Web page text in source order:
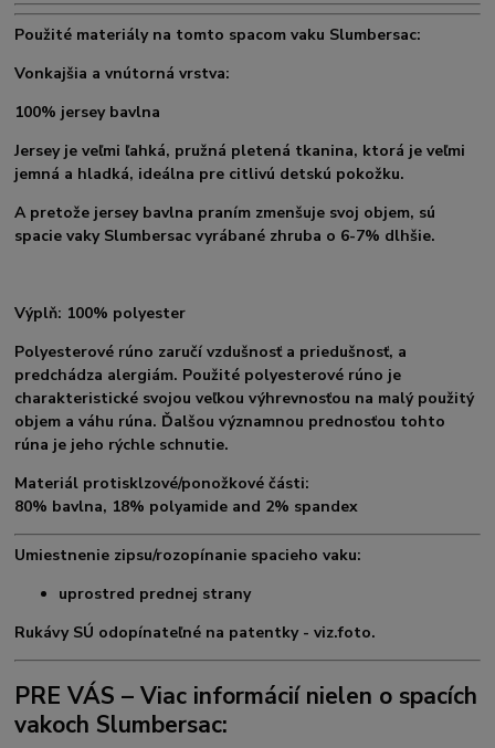
Použité materiály na tomto spacom vaku Slumbersac:
Vonkajšia a vnútorná vrstva:
100% jersey bavlna
Jersey je veľmi ľahká, pružná pletená tkanina, ktorá je veľmi
jemná a hladká, ideálna pre citlivú detskú pokožku.
A pretože jersey bavlna praním zmenšuje svoj objem, sú
spacie vaky Slumbersac vyrábané zhruba o 6-7% dlhšie.
Výplň: 100% polyester
Polyesterové rúno zaručí vzdušnosť a priedušnosť, a
predchádza alergiám. Použité polyesterové rúno je
charakteristické svojou veľkou výhrevnosťou na malý použitý
objem a váhu rúna. Ďalšou významnou prednosťou tohto
rúna je jeho rýchle schnutie.
Materiál protisklzové/ponožkové části:
80% bavlna, 18% polyamide and 2% spandex
Umiestnenie zipsu/rozopínanie spacieho vaku:
uprostred prednej strany
Rukávy SÚ odopínateľné na patentky - viz.foto.
PRE VÁS – Viac informácií nielen o spacích
vakoch Slumbersac: